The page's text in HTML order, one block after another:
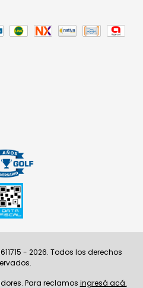
- 2026. Todos los derechos
Para reclamos ingresá acá.